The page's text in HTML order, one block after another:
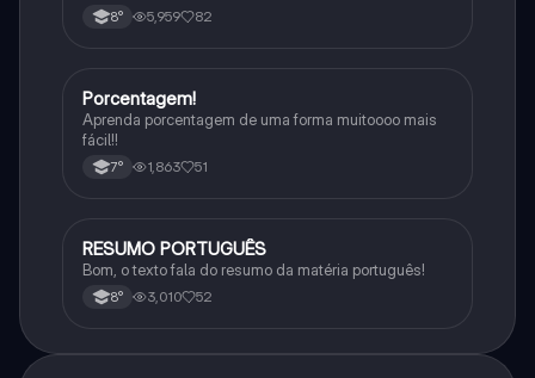
8° 5,959 82
Matematica
Porcentagem!
Aprenda porcentagem de uma forma muitoooo mais
fácil!!
7° 1,863 51
Português
RESUMO PORTUGUÊS
Bom, o texto fala do resumo da matéria português!
8° 3,010 52